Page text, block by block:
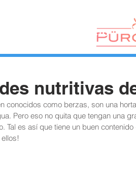
CONTACTO
nutritivas
conocidos como berzas, son una
Pero eso no quita que tengan una
Tal es así que tiene un buen